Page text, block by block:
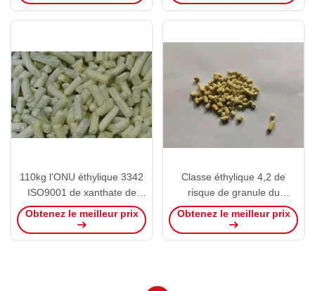
110kg l'ONU éthylique 3342
ISO9001 de xanthate de
sodium du xanthate Z-3 a
énuméré
Obtenez le meilleur prix
Classe éthylique 4,2 de
risque de granule du
xanthate 90% de sodium de
FLOMIN C3200
Obtenez le meilleur prix